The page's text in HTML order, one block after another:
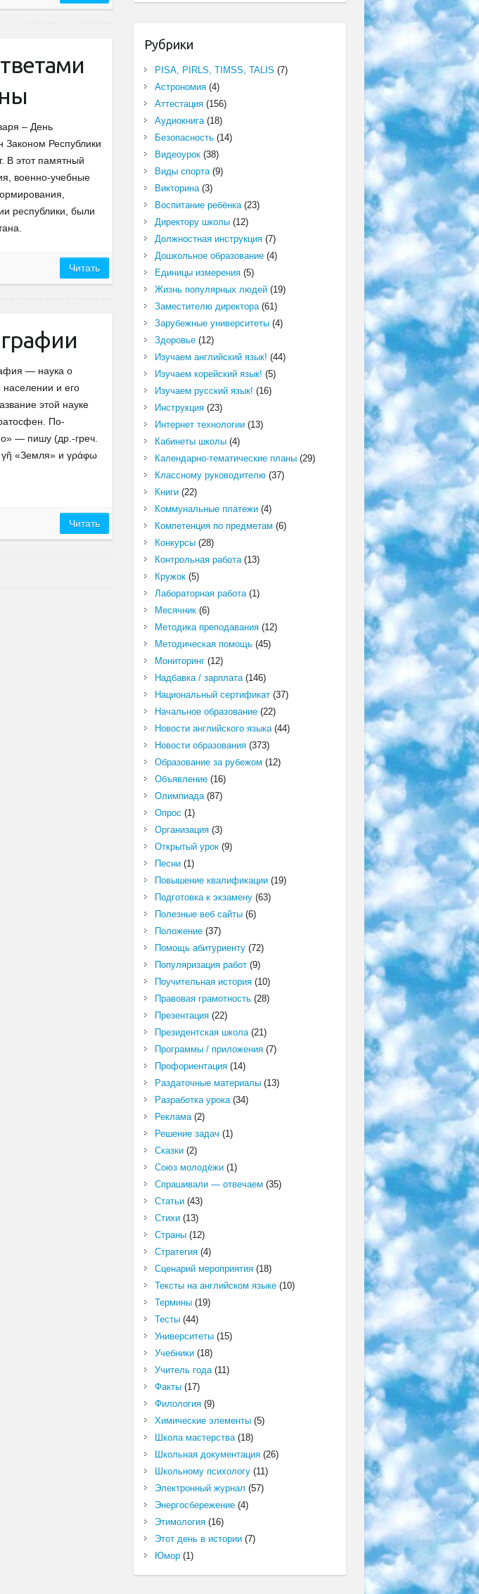
– День
Законом Республики
В этот памятный
военно-учебные
республики, были
Читать
— наука о
и его
этой науке
По-
— пишу (др.-греч.
γῆ «Земля» и γράφω
Читать
Рубрики
PISA, PIRLS, TIMSS, TALIS (7)
Астрономия(4)
Аттестация(156)
Аудиокнига(18)
Безопасность(14)
Видеоурок(38)
Виды спорта(9)
Викторина(3)
Воспитание ребёнка(23)
Директору школы(12)
Должностная инструкция(7)
Дошкольное образование(4)
Единицы измерения(5)
Жизнь популярных людей(19)
Заместителю директора(61)
Зарубежные университеты(4)
Здоровье(12)
Изучаем английский язык! (44)
Изучаем корейский язык! (5)
Изучаем русский язык! (16)
Инструкция(23)
Интернет технологии(13)
Кабинеты школы(4)
Календарно-тематические планы(29)
Классному руководителю(37)
Книги(22)
Коммунальные платежи(4)
Компетенция по предметам (6)
Конкурсы(28)
Контрольная работа(13)
Кружок(5)
Лабораторная работа(1)
Месячник(6)
Методика преподавания(12)
Методическая помощь(45)
Мониторинг(12)
Надбавка / зарплата(146)
Национальный сертификат(37)
Начальное образование(22)
Новости английского языка(44)
Новости образования(373)
Образование за рубежом (12)
Объявление(16)
Олимпиада(87)
Опрос (1)
Организация(3)
Открытый урок(9)
Песни(1)
Повышение квалификации(19)
Подготовка к экзамену(63)
Полезные веб сайты(6)
Положение(37)
Помощь абитуриенту(72)
Популяризация работ(9)
Поучительная история(10)
Правовая грамотность(28)
Презентация(22)
Президентская школа(21)
Программы / приложения(7)
Профориентация(14)
Раздаточные материалы(13)
Разработка урока(34)
Реклама(2)
Решение задач (1)
Сказки(2)
Союз молодёжи(1)
Спрашивали — отвечаем (35)
Статьи(43)
Стихи(13)
Страны(12)
Стратегия(4)
Сценарий мероприятия(18)
Тексты на английском языке(10)
Термины(19)
Тесты(44)
Университеты(15)
Учебники(18)
Учитель года(11)
Факты(17)
Филология(9)
Химические элементы(5)
Школа мастерства(18)
Школьная документация(26)
Школьному психологу(11)
Электронный журнал (57)
Энергосбережение(4)
Этимология(16)
Этот день в истории(7)
Юмор(1)